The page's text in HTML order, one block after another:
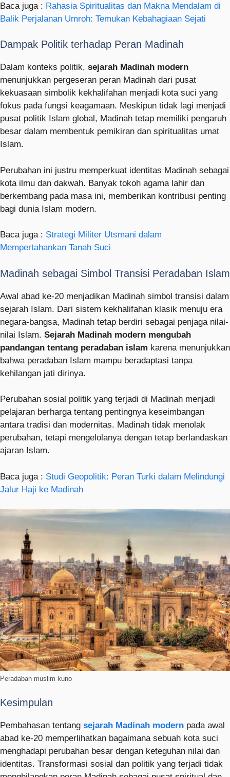
Baca juga : Rahasia Spiritualitas dan Makna Mendalam di
Balik Perjalanan Umroh: Temukan Kebahagiaan Sejati
Dampak Politik terhadap Peran Madinah
Dalam konteks politik, sejarah Madinah modern
menunjukkan pergeseran peran Madinah dari pusat
kekuasaan simbolik kekhalifahan menjadi kota suci yang
fokus pada fungsi keagamaan. Meskipun tidak lagi menjadi
pusat politik Islam global, Madinah tetap memiliki pengaruh
besar dalam membentuk pemikiran dan spiritualitas umat
Islam.
Perubahan ini justru memperkuat identitas Madinah sebagai
kota ilmu dan dakwah. Banyak tokoh agama lahir dan
berkembang pada masa ini, memberikan kontribusi penting
bagi dunia Islam modern.
Baca juga : Strategi Militer Utsmani dalam
Mempertahankan Tanah Suci
Madinah sebagai Simbol Transisi Peradaban Islam
Awal abad ke-20 menjadikan Madinah simbol transisi dalam
sejarah Islam. Dari sistem kekhalifahan klasik menuju era
negara-bangsa, Madinah tetap berdiri sebagai penjaga nilai-
nilai Islam. Sejarah Madinah modern mengubah
pandangan tentang peradaban islam karena menunjukkan
bahwa peradaban Islam mampu beradaptasi tanpa
kehilangan jati dirinya.
Perubahan sosial politik yang terjadi di Madinah menjadi
pelajaran berharga tentang pentingnya keseimbangan
antara tradisi dan modernitas. Madinah tidak menolak
perubahan, tetapi mengelolanya dengan tetap berlandaskan
ajaran Islam.
Baca juga : Studi Geopolitik: Peran Turki dalam Melindungi
Jalur Haji ke Madinah
Peradaban muslim kuno
Kesimpulan
Pembahasan tentang sejarah Madinah modern pada awal
abad ke-20 memperlihatkan bagaimana sebuah kota suci
menghadapi perubahan besar dengan keteguhan nilai dan
identitas. Transformasi sosial dan politik yang terjadi tidak